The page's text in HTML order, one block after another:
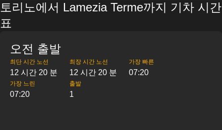
토리노에서 Lamezia Terme까지 기차 시간
표
오전 출발
최단 시간 노선
12 시간 20 분
최장 시간 노선
12 시간 20 분
가장 빠른
07:20
가장 느린
07:20
출발
1